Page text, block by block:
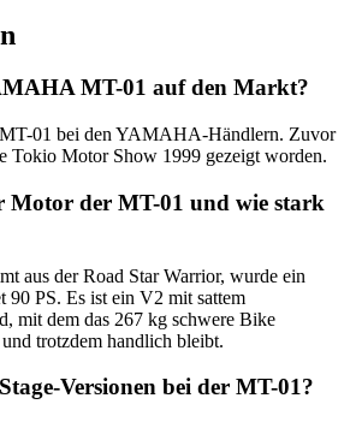
MT-01 auf den Markt?
01 bei den YAMAHA-Händlern. Zuvor
Tokio Motor Show 1999 gezeigt worden.
Motor der MT-01 und wie stark
aus der Road Star Warrior, wurde ein
90 PS. Es ist ein V2 mit sattem
mit dem das 267 kg schwere Bike
trotzdem handlich bleibt.
Versionen bei der MT-01?